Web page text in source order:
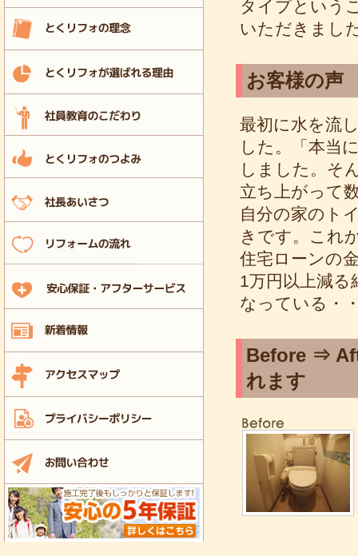
タイプという
いただきまし
お客様の声
最初に水を流
した。「本当
しました。そ
立ち上がって
自分の家のト
きです。これ
住宅ローンの
1万円以上減
なっている・
Before ⇒
れます